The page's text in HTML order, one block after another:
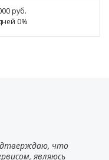
руб.
0%
что
являюсь